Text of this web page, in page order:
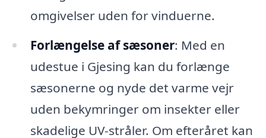
omgivelser uden for vinduerne.
Forlængelse af sæsoner: Med en
udestue i Gjesing kan du forlænge
sæsonerne og nyde det varme vejr
uden bekymringer om insekter eller
skadelige UV-stråler. Om efteråret kan